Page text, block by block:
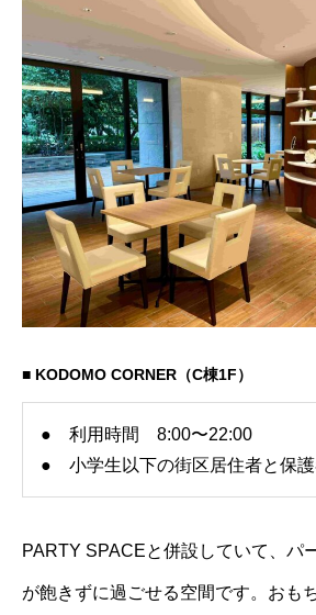
■ KODOMO CORNER（C棟1F）
● 利用時間 8:00〜22:00
● 小学生以下の街区居住者と保護
PARTY SPACEと併設していて、パ
が飽きずに過ごせる空間です。おも